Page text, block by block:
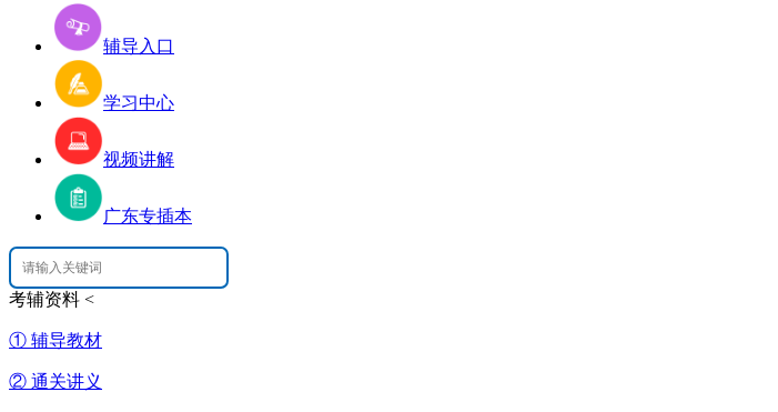
辅导入口
学习中心
视频讲解
广东专插本
考辅资料 <
① 辅导教材
② 通关讲义